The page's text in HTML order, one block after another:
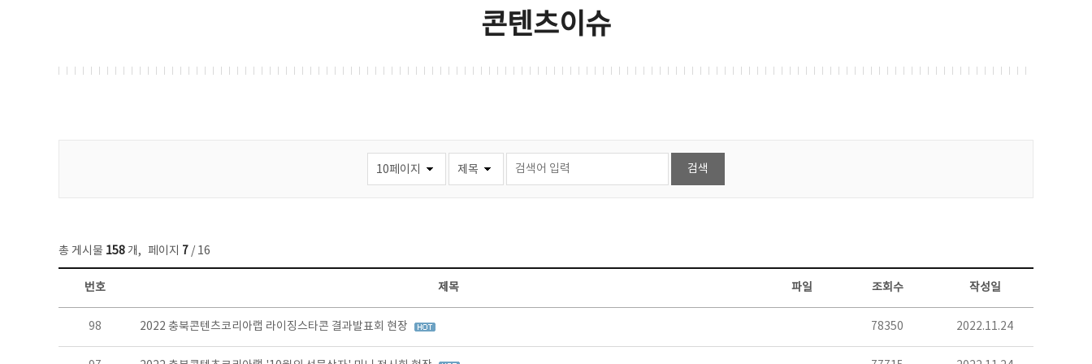
콘텐츠이슈
총 게시물 158 개, 페이지 7 / 16
콘텐츠이슈 목록 - 번호, 제목, 작성자, 파일, 조회수, 작성일 정보 제공
번호 제목 파일 조회수 작성일
98 2022 충북콘텐츠코리아랩 라이징스타콘 결과발표회 현장 78350 2022.11.24